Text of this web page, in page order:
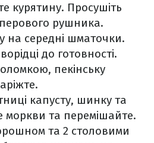
курятину. Просушіть
рушника.
на середні шматочки.
до готовності.
пекінську
капусту, шинку та
моркви та перемішайте.
та 2 столовими